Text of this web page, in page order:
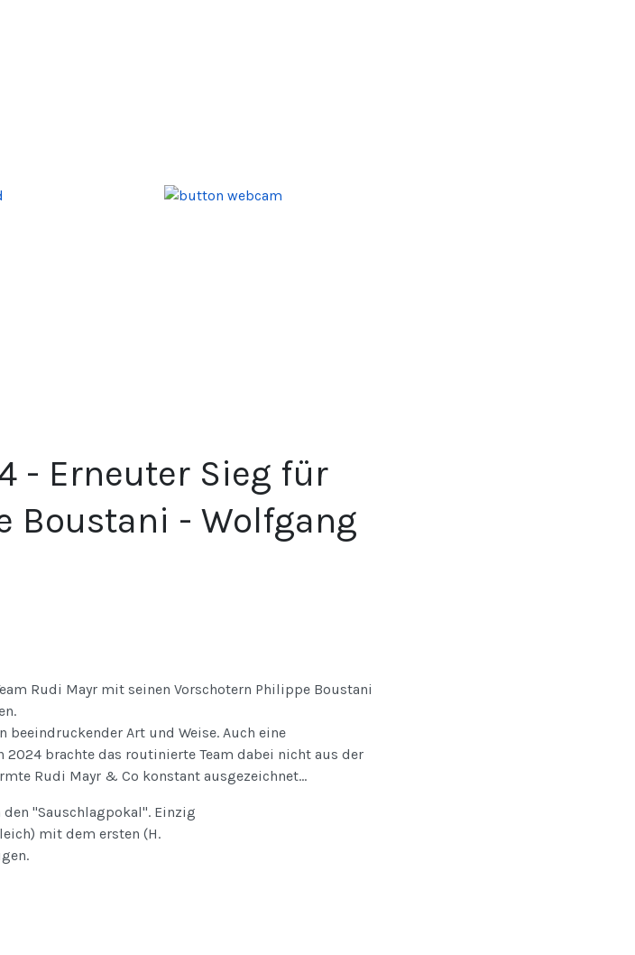
- Erneuter Sieg für
Boustani - Wolfgang
Rudi Mayr mit seinen Vorschotern Philippe Boustani
beeindruckender Art und Weise. Auch eine
brachte das routinierte Team dabei nicht aus der
Rudi Mayr & Co konstant ausgezeichnet...
"Sauschlagpokal". Einzig
mit dem ersten (H.